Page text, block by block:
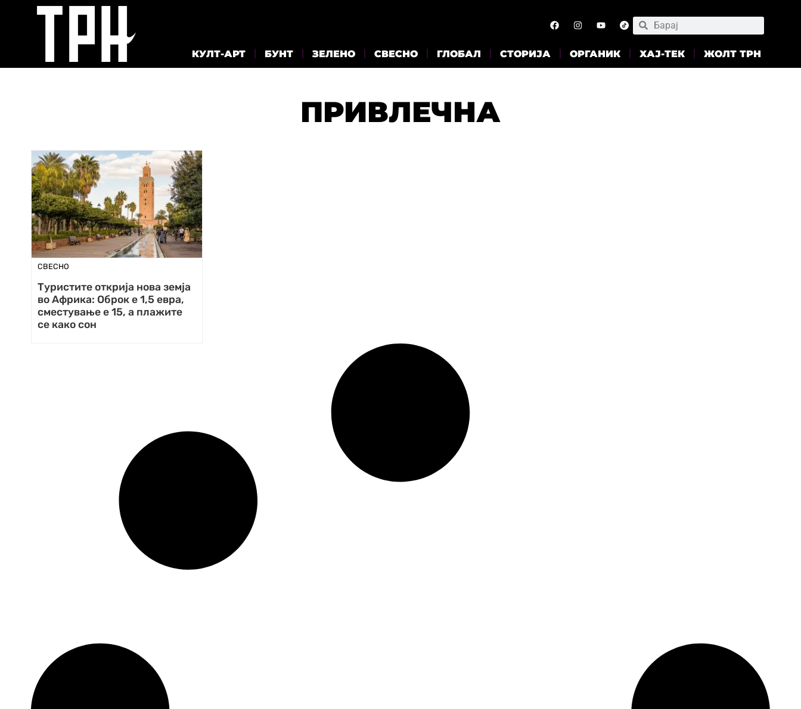
КУЛТ-АРТ БУНТ ЗЕЛЕНО СВЕСНО ГЛОБАЛ СТОРИЈА ОРГАНИК ХАЈ-ТЕК ЖОЛТ ТРН
ПРИВЛЕЧНА
СВЕСНО
Туристите открија нова земја
во Африка: Оброк е 1,5 евра,
сместување е 15, а плажите
се како сон